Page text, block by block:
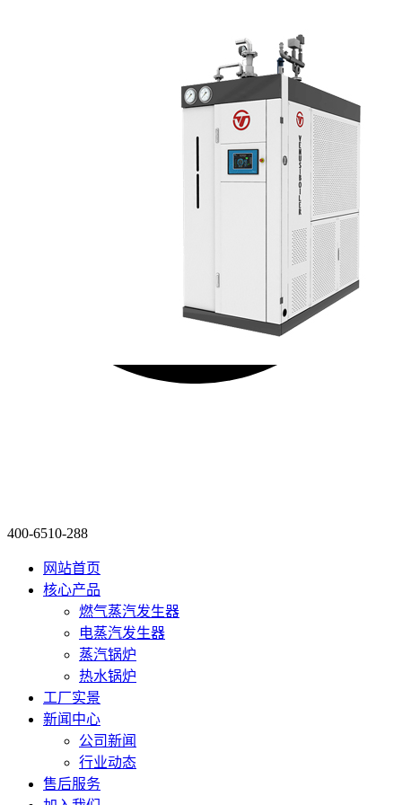
400-6510-288
网站首页
核心产品
燃气蒸汽发生器
电蒸汽发生器
蒸汽锅炉
热水锅炉
工厂实景
新闻中心
公司新闻
行业动态
售后服务